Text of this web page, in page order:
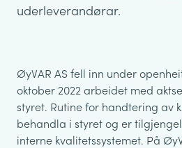
uderleverandørar.
ØyVAR AS fell inn under
oktober 2022 arbeidet med
styret. Rutine for handtering av
behandla i styret og er
interne kvalitetssystemet. På